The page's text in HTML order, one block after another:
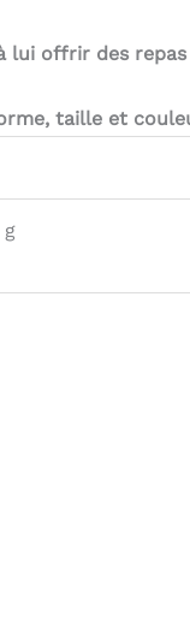
lui offrir des
taille et
g